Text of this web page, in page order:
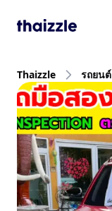
Thaizzle รถยนต์